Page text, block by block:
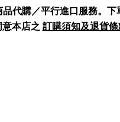
代購／平行進口服務。下
本店之 訂購須知及退貨條